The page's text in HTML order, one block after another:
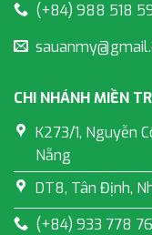
(+84) 988 518
CHI NHÁNH MIỀN
K273/1, Nguyễn
Nẵng
DT8, Tân Định,
(+84) 933 778